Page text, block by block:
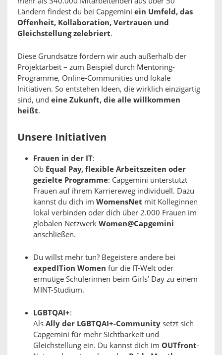
Ländern findest du bei Capgemini ein Umfeld, das
Offenheit, Kollaboration, Vertrauen und
Gleichstellung zelebriert.
Diese Grundsätze fördern wir auch außerhalb der
Projektarbeit – zum Beispiel durch Mentoring-
Programme, Online-Communities und lokale
Initiativen. So entstehen Ideen, die wirklich einzigartig
sind, und eine Zukunft, die alle willkommen
heißt.
Unsere Initiativen
Frauen in der IT:
Ob Equal Pay, flexible Arbeitszeiten oder
gezielte Programme: Capgemini unterstützt
Frauen auf ihrem Karriereweg individuell. Dazu
kannst du dich im WomensNet mit Kolleginnen
lokal verbinden oder dich über 2.000 Frauen im
globalen Netzwerk Women@Capgemini
anschließen.
Du willst mehr tun? Begeistere andere bei
expedITion Women für die IT-Welt oder
ermutige Schülerinnen beim Girls’ Day zu einem
MINT-Studium.
LGBTQAI+:
Als Ally der LGBTQAI+-Community setzt sich
Capgemini für mehr Sichtbarkeit und
Gleichstellung ein. Du kannst dich im OUTfront-